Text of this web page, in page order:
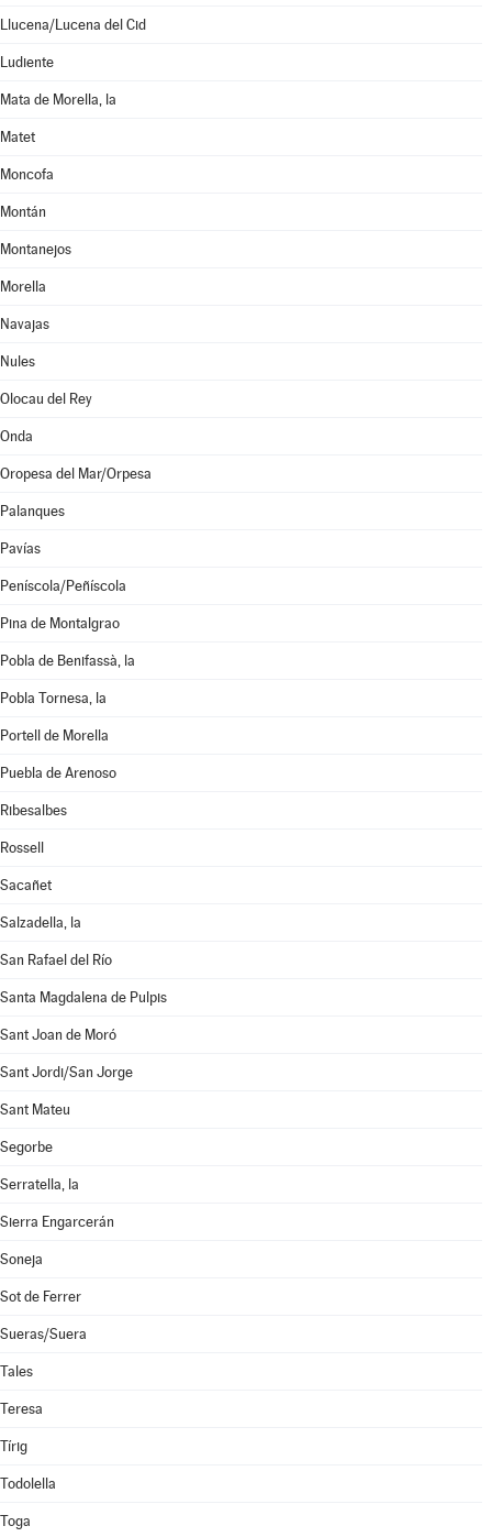
Llucena/Lucena del Cid
Ludiente
Mata de Morella, la
Matet
Moncofa
Montán
Montanejos
Morella
Navajas
Nules
Olocau del Rey
Onda
Oropesa del Mar/Orpesa
Palanques
Pavías
Peníscola/Peñíscola
Pina de Montalgrao
Pobla de Benifassà, la
Pobla Tornesa, la
Portell de Morella
Puebla de Arenoso
Ribesalbes
Rossell
Sacañet
Salzadella, la
San Rafael del Río
Santa Magdalena de Pulpis
Sant Joan de Moró
Sant Jordi/San Jorge
Sant Mateu
Segorbe
Serratella, la
Sierra Engarcerán
Soneja
Sot de Ferrer
Sueras/Suera
Tales
Teresa
Tírig
Todolella
Toga